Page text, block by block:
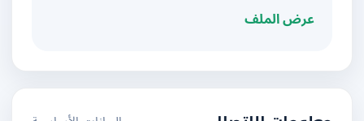
عرض الملف